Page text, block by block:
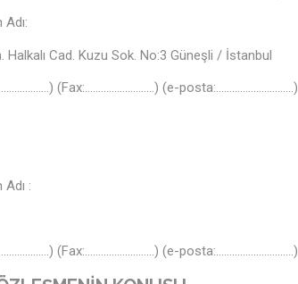
Halkalı Cad. Kuzu Sok. No:3 Güneşli / İstanbul
(Fax:……………………..) (e-posta:………………………..)
:
(Fax:……………………..) (e-posta:………………………..)